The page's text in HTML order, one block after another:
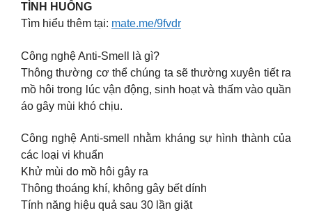
TÌNH HUỐNG
Tìm hiểu thêm tại: mate.me/9fvdr
Công nghệ Anti-Smell là gì?
Thông thường cơ thể chúng ta sẽ thường xuyên tiết ra
mồ hôi trong lúc vận động, sinh hoạt và thấm vào quần
áo gây mùi khó chịu.
Công nghệ Anti-smell nhằm kháng sự hình thành của
các loại vi khuẩn
Khử mùi do mồ hôi gây ra
Thông thoáng khí, không gây bết dính
Tính năng hiệu quả sau 30 lần giặt